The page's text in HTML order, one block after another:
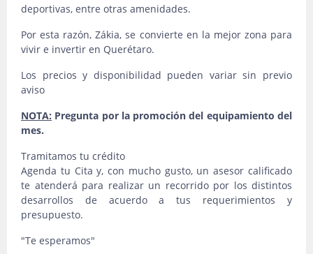
deportivas, entre otras amenidades.
Por esta razón, Zákia, se convierte en la mejor zona para
vivir e invertir en Querétaro.
Los precios y disponibilidad pueden variar sin previo
aviso
NOTA: Pregunta por la promoción del equipamiento del
mes.
Tramitamos tu crédito
Agenda tu Cita y, con mucho gusto, un asesor calificado
te atenderá para realizar un recorrido por los distintos
desarrollos de acuerdo a tus requerimientos y
presupuesto.
"Te esperamos"